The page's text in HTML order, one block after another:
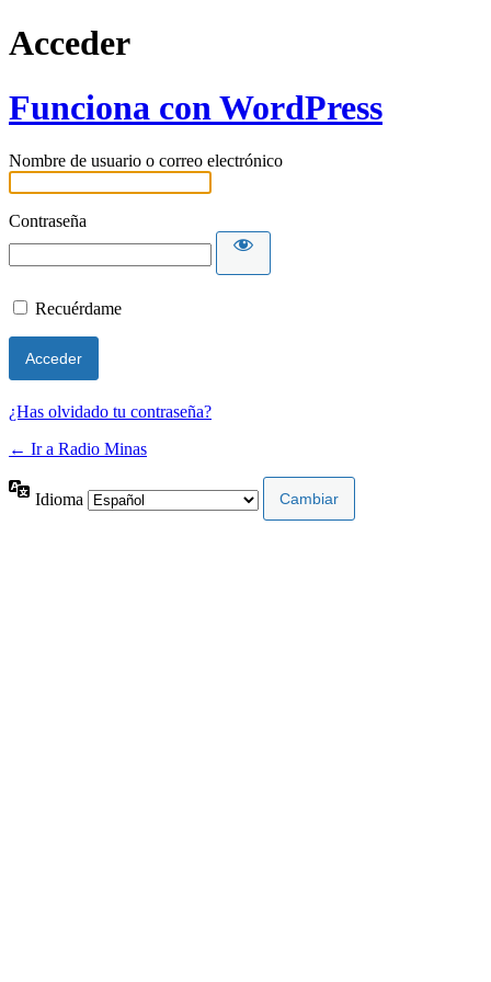
Acceder
Funciona con WordPress
Nombre de usuario o correo electrónico
Contraseña
Recuérdame
¿Has olvidado tu contraseña?
← Ir a Radio Minas
Idioma